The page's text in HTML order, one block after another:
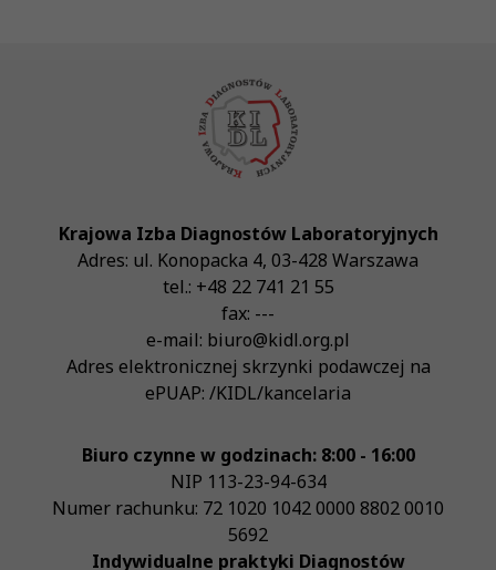
Krajowa Izba Diagnostów Laboratoryjnych
Adres: ul. Konopacka 4, 03-428 Warszawa
tel.: +48 22 741 21 55
fax: ---
e-mail: biuro@kidl.org.pl
Adres elektronicznej skrzynki podawczej na
ePUAP: /KIDL/kancelaria
Biuro czynne w godzinach: 8:00 - 16:00
NIP 113-23-94-634
Numer rachunku: 72 1020 1042 0000 8802 0010
5692
Indywidualne praktyki Diagnostów